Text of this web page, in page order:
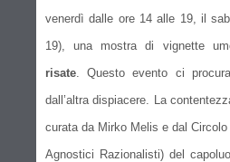
venerdì dalle ore 14 alle 19, il
19), una mostra di vignette
risate. Questo evento ci
dall’altra dispiacere. La
curata da Mirko Melis e dal
Agnostici Razionalisti) del